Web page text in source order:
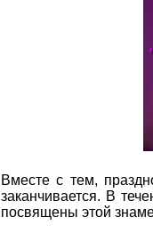
Вместе с тем,
заканчивается. В
посвящены этой